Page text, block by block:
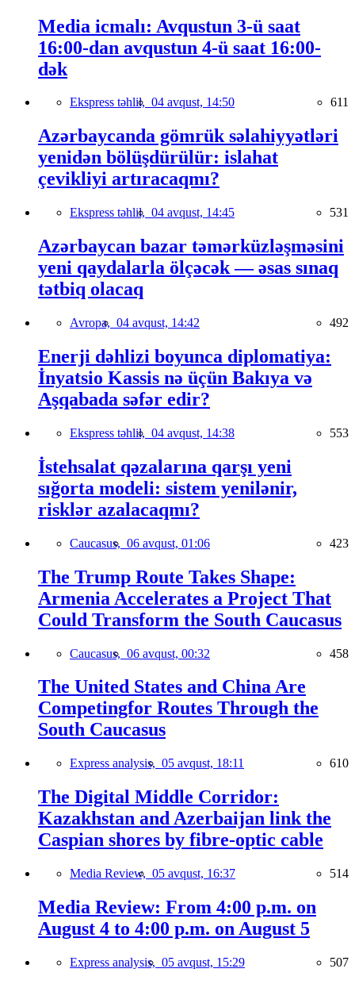
Media icmalı: Avqustun 3-ü saat
16:00-dan avqustun 4-ü saat 16:00-
dək
Ekspress təhlil, 04 avqust, 14:50 611
Azərbaycanda gömrük səlahiyyətləri
yenidən bölüşdürülür: islahat
çevikliyi artıracaqmı?
Ekspress təhlil, 04 avqust, 14:45 531
Azərbaycan bazar təmərküzləşməsini
yeni qaydalarla ölçəcək — əsas sınaq
tətbiq olacaq
Avropa, 04 avqust, 14:42 492
Enerji dəhlizi boyunca diplomatiya:
İnyatsio Kassis nə üçün Bakıya və
Aşqabada səfər edir?
Ekspress təhlil, 04 avqust, 14:38 553
İstehsalat qəzalarına qarşı yeni
sığorta modeli: sistem yenilənir,
risklər azalacaqmı?
Caucasus, 06 avqust, 01:06 423
The Trump Route Takes Shape:
Armenia Accelerates a Project That
Could Transform the South Caucasus
Caucasus, 06 avqust, 00:32 458
The United States and China Are
Competingfor Routes Through the
South Caucasus
Express analysis, 05 avqust, 18:11 610
The Digital Middle Corridor:
Kazakhstan and Azerbaijan link the
Caspian shores by fibre-optic cable
Media Review, 05 avqust, 16:37 514
Media Review: From 4:00 p.m. on
August 4 to 4:00 p.m. on August 5
Express analysis, 05 avqust, 15:29 507